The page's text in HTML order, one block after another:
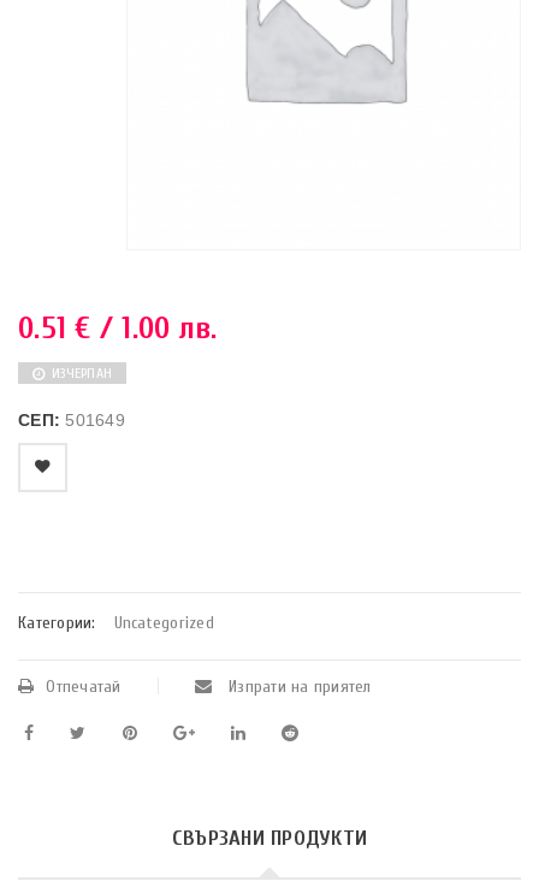
0.51€ / 1.00 лв.
ИЗЧЕРПАН
СЕП: 501649
Категории: Uncategorized
Отпечатай Изпрати на приятел
СВЪРЗАНИ ПРОДУКТИ